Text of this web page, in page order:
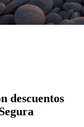
descuentos